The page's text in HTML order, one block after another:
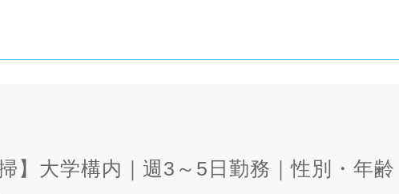
】大学構内｜週3～5日勤務｜性別・年